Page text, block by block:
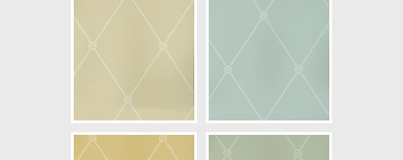
Cirkapris: 1947,00 kr
(Kontakta din färghandlare för
exakt pris.)